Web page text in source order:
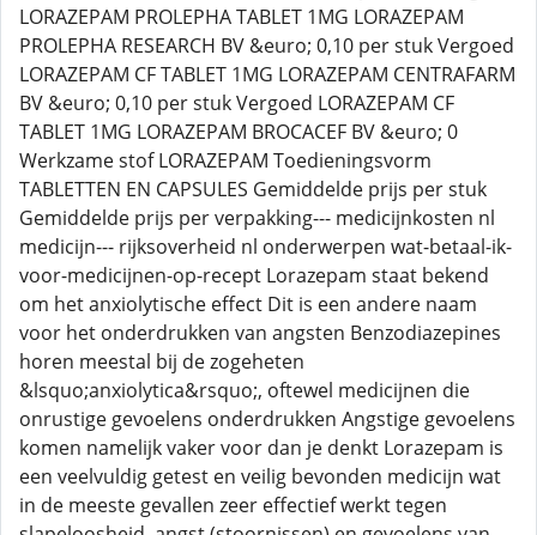
LORAZEPAM PROLEPHA TABLET 1MG LORAZEPAM
PROLEPHA RESEARCH BV &euro; 0,10 per stuk Vergoed
LORAZEPAM CF TABLET 1MG LORAZEPAM CENTRAFARM
BV &euro; 0,10 per stuk Vergoed LORAZEPAM CF
TABLET 1MG LORAZEPAM BROCACEF BV &euro; 0
Werkzame stof LORAZEPAM Toedieningsvorm
TABLETTEN EN CAPSULES Gemiddelde prijs per stuk
Gemiddelde prijs per verpakking--- medicijnkosten nl
medicijn--- rijksoverheid nl onderwerpen wat-betaal-ik-
voor-medicijnen-op-recept Lorazepam staat bekend
om het anxiolytische effect Dit is een andere naam
voor het onderdrukken van angsten Benzodiazepines
horen meestal bij de zogeheten
&lsquo;anxiolytica&rsquo;, oftewel medicijnen die
onrustige gevoelens onderdrukken Angstige gevoelens
komen namelijk vaker voor dan je denkt Lorazepam is
een veelvuldig getest en veilig bevonden medicijn wat
in de meeste gevallen zeer effectief werkt tegen